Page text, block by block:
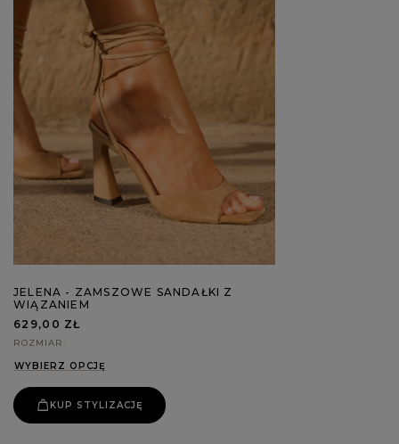
JELENA - ZAMSZOWE SANDAŁKI Z
WIĄZANIEM
629,00 ZŁ
ROZMIAR
WYBIERZ OPCJĘ
KUP STYLIZACJĘ